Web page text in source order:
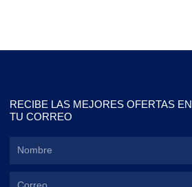
RECIBE LAS MEJORES OFERTAS EN
TU CORREO